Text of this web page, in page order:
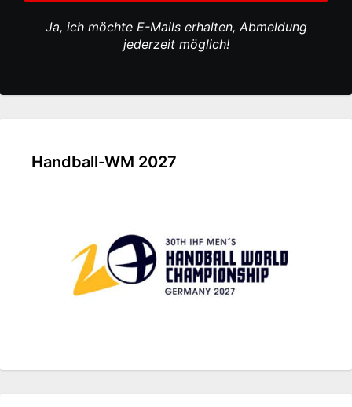
Ja, ich möchte E-Mails erhalten, Abmeldung
jederzeit möglich!
Handball-WM 2027